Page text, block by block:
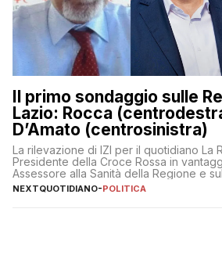
Il primo sondaggio sulle
Lazio: Rocca
D’Amato (centrosinistra)
La rilevazione di IZI per il quotidiano La
Presidente della Croce Rossa in
Assessore alla Sanità della Regione e
Donatella Bianchi
NEXTQUOTIDIANO-POLITICA